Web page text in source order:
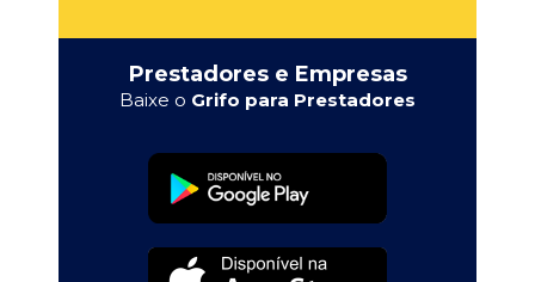
Prestadores e Empresas
Baixe o Grifo para Prestadores